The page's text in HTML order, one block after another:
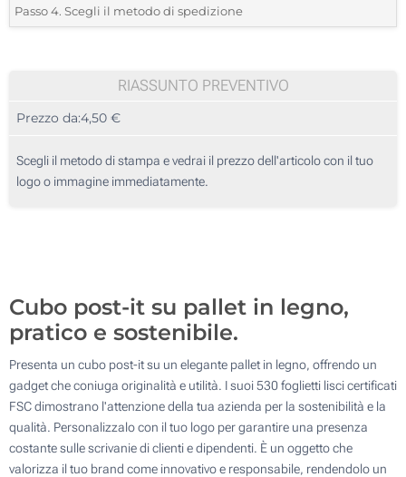
Stampa Digitale (Su un lato)
*Quantità desiderata:
10
25
50
Passo 4. Scegli il metodo di spedizione
RIASSUNTO PREVENTIVO
Prezzo da:4,50 €
Scegli il metodo di stampa e vedrai il prezzo dell'articolo con il tuo
logo o immagine immediatamente.
Cubo post-it su pallet in legno,
pratico e sostenibile.
Presenta un cubo post-it su un elegante pallet in legno, offrendo un
gadget che coniuga originalità e utilità. I suoi 530 foglietti lisci certificati
FSC dimostrano l'attenzione della tua azienda per la sostenibilità e la
qualità. Personalizzalo con il tuo logo per garantire una presenza
costante sulle scrivanie di clienti e dipendenti. È un oggetto che
valorizza il tuo brand come innovativo e responsabile, rendendolo un